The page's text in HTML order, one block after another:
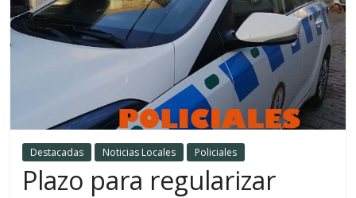
Destacadas Noticias Locales Policiales
Plazo para regularizar